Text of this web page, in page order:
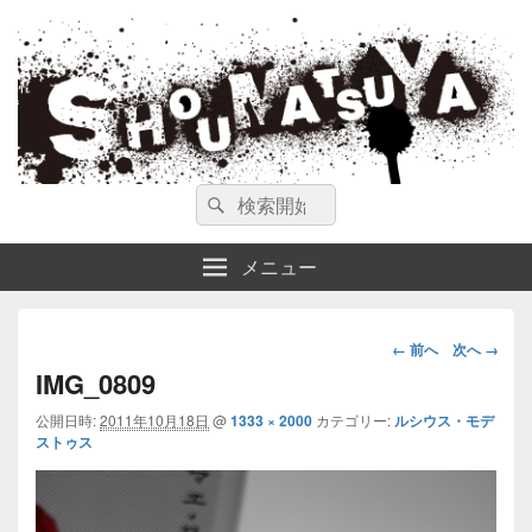
ガンスミス 庄松屋
庄松屋は様々なガンスミスを 製作途中や動画を交えて公開しています。
検
索
対
象:
検
索
メニュー
画
ビ
ー
← 前へ 次へ →
IMG_0809
公開日時:2011年10月18日 @1333 × 2000 カテゴリー:ルシウス・モデ
ストゥス